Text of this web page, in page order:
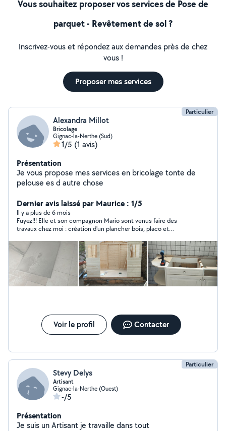
Vous souhaitez proposer vos services de Pose de
parquet - Revêtement de sol ?
Inscrivez-vous et répondez aux demandes près de chez
vous !
Proposer mes services
Particulier
Alexandra Millot
Bricolage
Gignac-la-Nerthe (Sud)
1/5 (1 avis)
Présentation
Je vous propose mes services en bricolage tonte de
pelouse es d autre chose
Dernier avis laissé par Maurice : 1/5
Il y a plus de 6 mois
Fuyez!!! Elle et son compagnon Mario sont venus faire des
travaux chez moi : création d'un plancher bois, placo et
très mal posés qui bougent et pour la peinture... cela n'a jamais
été fait. Ils sont partis sans finir le chantier et en prenant un
maximum d'acomptes en espèces bien sûr.Des escrocs sans
scrupules qui m'ont fait un travail immonde.
Voir le profil Contacter
Particulier
Stevy Delys
Artisant
Gignac-la-Nerthe (Ouest)
-/5
Présentation
Je suis un Artisant je travaille dans tout